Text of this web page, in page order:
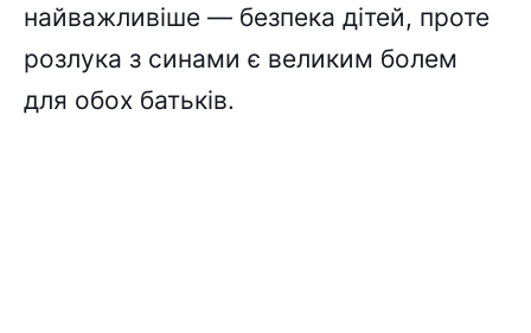
найважливіше — безпека дітей, проте
розлука з синами є великим болем
для обох батьків.